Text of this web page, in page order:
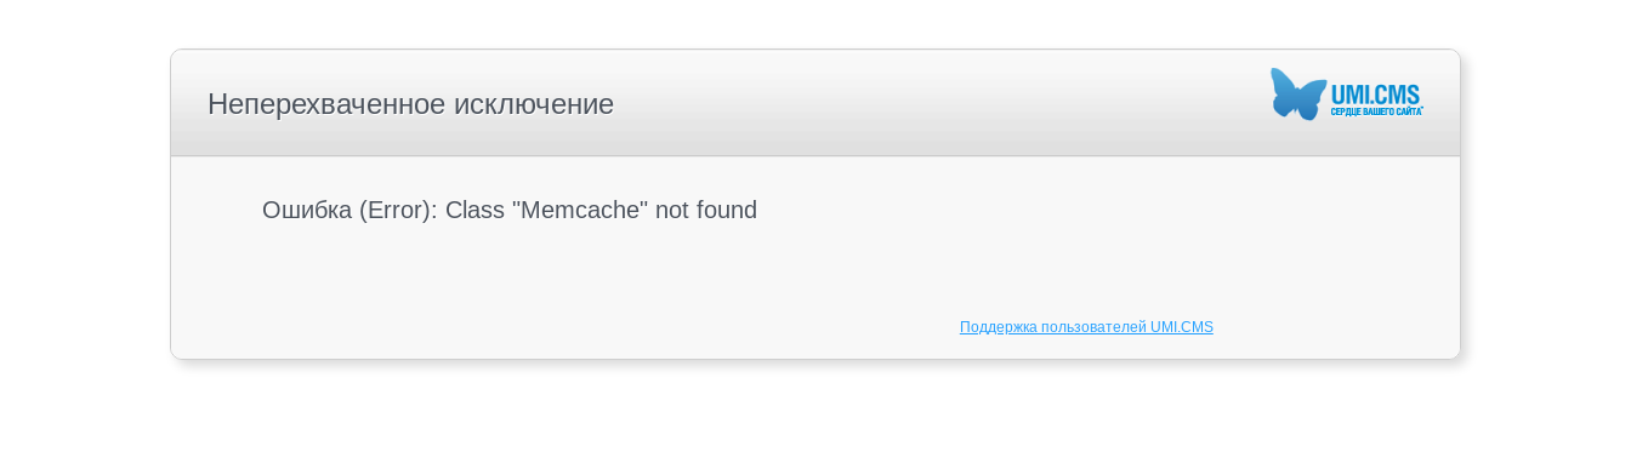
Неперехваченное исключение
Ошибка (Error): Class "Memcache" not found
Поддержка пользователей UMI.CMS